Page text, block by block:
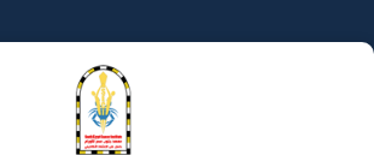
إلى
المحتوى